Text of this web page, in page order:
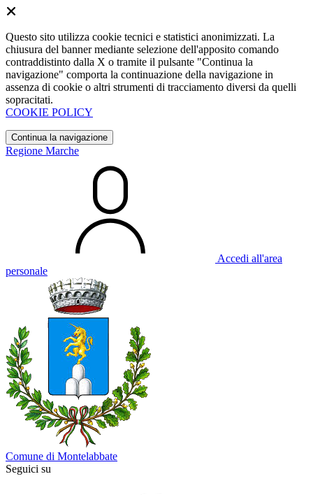
Questo sito utilizza cookie tecnici e statistici anonimizzati. La
chiusura del banner mediante selezione dell'apposito comando
contraddistinto dalla X o tramite il pulsante "Continua la
navigazione" comporta la continuazione della navigazione in
assenza di cookie o altri strumenti di tracciamento diversi da quelli
sopracitati.
COOKIE POLICY
Continua la navigazione
Regione Marche
Accedi all'area
personale
Comune di Montelabbate
Seguici su